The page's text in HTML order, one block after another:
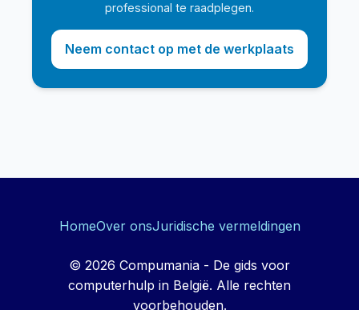
professional te raadplegen.
Neem contact op met de werkplaats
HomeOver onsJuridische vermeldingen
© 2026 Compumania - De gids voor
computerhulp in België. Alle rechten
voorbehouden.